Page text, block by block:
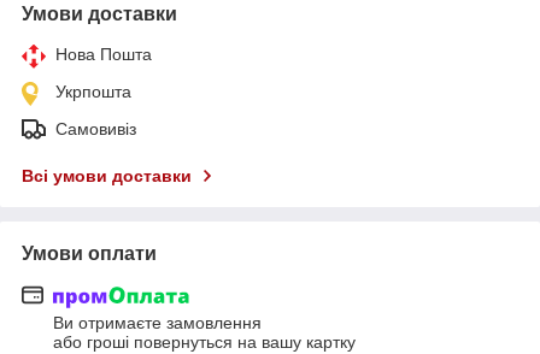
Умови доставки
Нова Пошта
Укрпошта
Самовивіз
Всі умови доставки
Умови оплати
Ви отримаєте замовлення
або гроші повернуться на вашу картку